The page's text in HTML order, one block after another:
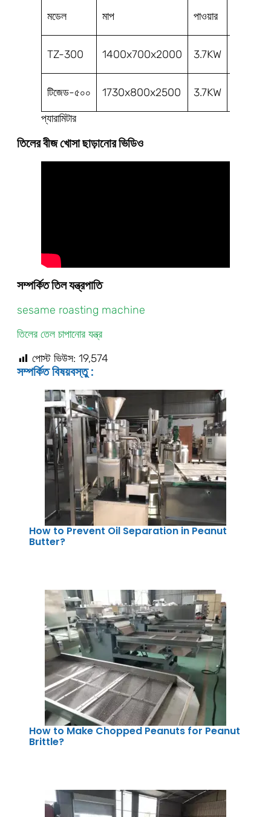
মডেল মাপ পাওয়ার
TZ-300 1400x700x2000 3.7KW
টিজেড-৫০০ 1730x800x2500 3.7KW
প্যারামিটার
তিলের বীজ খোসা ছাড়ানোর ভিডিও
সম্পর্কিত তিল যন্ত্রপাতি
sesame roasting machine
তিলের তেল চাপানোর যন্ত্র
পোস্ট ভিউস: 19,574
সম্পর্কিত বিষয়বস্তু :
How to Prevent Oil Separation in Peanut
Butter?
How to Make Chopped Peanuts for Peanut
Brittle?